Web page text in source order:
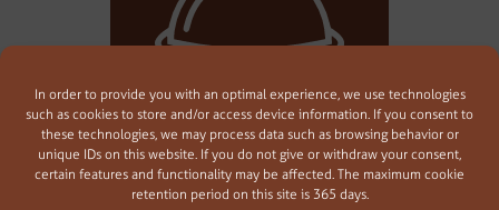
In order to provide you with an optimal experience, we use technologies
such as cookies to store and/or access device information. If you consent to
these technologies, we may process data such as browsing behavior or
unique IDs on this website. If you do not give or withdraw your consent,
certain features and functionality may be affected. The maximum cookie
retention period on this site is 365 days.
Ristorante
a 10 minuti a piedi